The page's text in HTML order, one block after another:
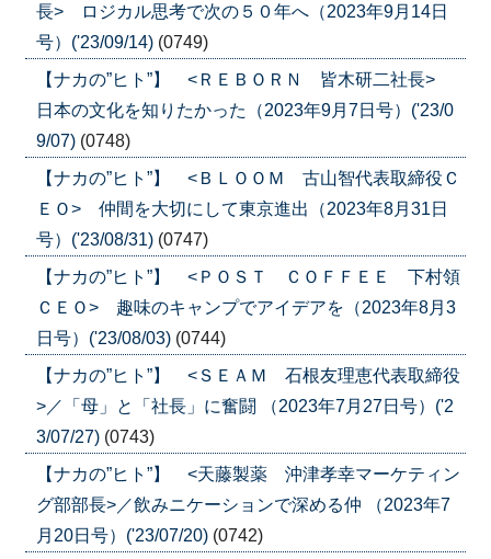
長> ロジカル思考で次の５０年へ（2023年9月14日
号）('23/09/14) (0749)
【ナカの”ヒト”】 <ＲＥＢＯＲＮ 皆木研二社長>
日本の文化を知りたかった（2023年9月7日号）('23/0
9/07) (0748)
【ナカの”ヒト”】 <ＢＬＯＯＭ 古山智代表取締役Ｃ
ＥＯ> 仲間を大切にして東京進出（2023年8月31日
号）('23/08/31) (0747)
【ナカの”ヒト”】 <ＰＯＳＴ ＣＯＦＦＥＥ 下村領
ＣＥＯ> 趣味のキャンプでアイデアを（2023年8月3
日号）('23/08/03) (0744)
【ナカの”ヒト”】 <ＳＥＡＭ 石根友理恵代表取締役
>／「母」と「社長」に奮闘 （2023年7月27日号）('2
3/07/27) (0743)
【ナカの”ヒト”】 <天藤製薬 沖津孝幸マーケティン
グ部部長>／飲みニケーションで深める仲 （2023年7
月20日号）('23/07/20) (0742)